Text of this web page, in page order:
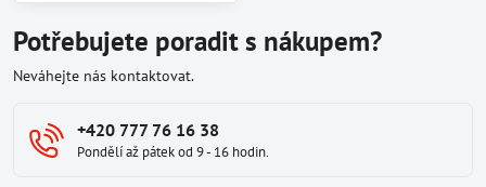
Potřebujete poradit s nákupem?
Neváhejte nás kontaktovat.
+420 777 76 16 38
Pondělí až pátek od 9 - 16 hodin.